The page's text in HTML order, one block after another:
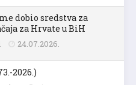
dobio sredstva za
za Hrvate u BiH
24.07.2026.
2026.)